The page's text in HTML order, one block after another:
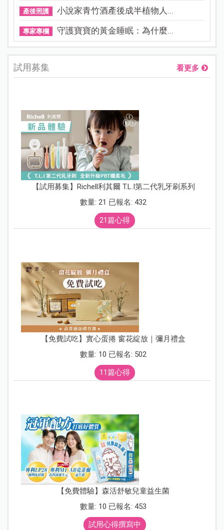
產後照護 小說家青竹酒產後成半植物人...
專家專欄 守護寶寶的黃金睡眠：為什麼...
試用募集 看更多
【試用募集】Richell利其爾 T.L.I第二代乳牙刷系列
數量: 21 已報名: 432
21篇心得
【免費試吃】實心蛋捲 窗花綻放｜彌月禮盒
數量: 10 已報名: 502
11篇心得
【免費體驗】森活舒敏兒童益生菌
數量: 10 已報名: 453
試用心得撰寫中